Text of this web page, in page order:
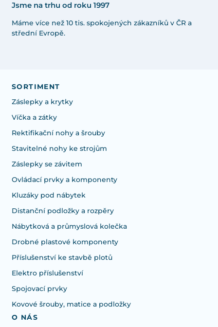
Jsme na trhu od roku 1997
Máme více než 10 tis. spokojených zákazníků v ČR a
střední Evropě.
SORTIMENT
Záslepky a krytky
Víčka a zátky
Rektifikační nohy a šrouby
Stavitelné nohy ke strojům
Záslepky se závitem
Ovládací prvky a komponenty
Kluzáky pod nábytek
Distanční podložky a rozpěry
Nábytková a průmyslová kolečka
Drobné plastové komponenty
Příslušenství ke stavbě plotů
Elektro příslušenství
Spojovací prvky
Kovové šrouby, matice a podložky
O NÁS